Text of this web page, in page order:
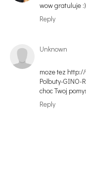
wow gratuluje
Reply
Unknown
moze tez
Polbuty-GINO-
choc Twoj
Reply